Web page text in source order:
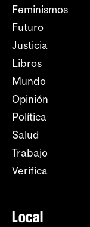
Feminismos
Futuro
Justicia
Libros
Mundo
Opinión
Política
Salud
Trabajo
Verifica
Local